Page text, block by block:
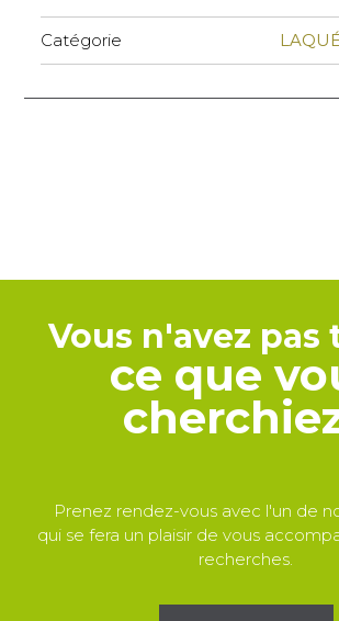
Catégorie
Vous n'avez pas
ce que
Prenez rendez-vous avec l'un de
qui se fera un plaisir de vous
recherches.